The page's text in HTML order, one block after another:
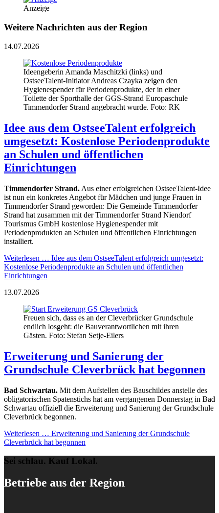
Anzeige
Weitere Nachrichten aus der Region
14.07.2026
Ideengeberin Amanda Maschitzki (links) und
OstseeTalent-Initiator Andreas Czayka zeigen den
Hygienespender für Periodenprodukte, der in einer
Toilette der Sporthalle der GGS-Strand Europaschule
Timmendorfer Strand angebracht wurde. Foto: RK
Idee aus dem OstseeTalent erfolgreich
umgesetzt: Kostenlose Periodenprodukte
an Schulen und öffentlichen
Einrichtungen
Timmendorfer Strand. Aus einer erfolgreichen OstseeTalent-Idee
ist nun ein konkretes Angebot für Mädchen und junge Frauen in
Timmendorfer Strand geworden: Die Gemeinde Timmendorfer
Strand hat zusammen mit der Timmendorfer Strand Niendorf
Tourismus GmbH kostenlose Hygienespender mit
Periodenprodukten an Schulen und öffentlichen Einrichtungen
installiert.
Weiterlesen … Idee aus dem OstseeTalent erfolgreich umgesetzt:
Kostenlose Periodenprodukte an Schulen und öffentlichen
Einrichtungen
13.07.2026
Freuen sich, dass es an der Cleverbrücker Grundschule
endlich losgeht: die Bauverantwortlichen mit ihren
Gästen. Foto: Stefan Setje-Eilers
Erweiterung und Sanierung der
Grundschule Cleverbrück hat begonnen
Bad Schwartau. Mit dem Aufstellen des Bauschildes anstelle des
obligatorischen Spatenstichs hat am vergangenen Donnerstag in Bad
Schwartau offiziell die Erweiterung und Sanierung der Grundschule
Cleverbrück begonnen.
Weiterlesen … Erweiterung und Sanierung der Grundschule
Cleverbrück hat begonnen
Sei schlau. Kauf Lokal.
Betriebe aus der Region